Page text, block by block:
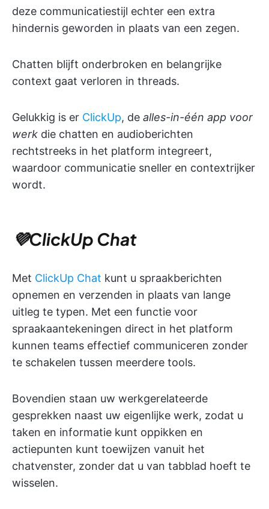
deze communicatiestijl echter een extra
hindernis geworden in plaats van een zegen.
Chatten blijft onderbroken en belangrijke
context gaat verloren in threads.
Gelukkig is er ClickUp, de alles-in-één app voor
werk die chatten en audioberichten
rechtstreeks in het platform integreert,
waardoor communicatie sneller en contextrijker
wordt.
💜ClickUp Chat
Met ClickUp Chat kunt u spraakberichten
opnemen en verzenden in plaats van lange
uitleg te typen. Met een functie voor
spraakaantekeningen direct in het platform
kunnen teams effectief communiceren zonder
te schakelen tussen meerdere tools.
Bovendien staan uw werkgerelateerde
gesprekken naast uw eigenlijke werk, zodat u
taken en informatie kunt oppikken en
actiepunten kunt toewijzen vanuit het
chatvenster, zonder dat u van tabblad hoeft te
wisselen.